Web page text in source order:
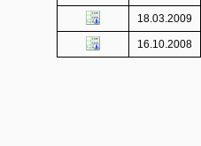
18.03.2009
16.10.2008